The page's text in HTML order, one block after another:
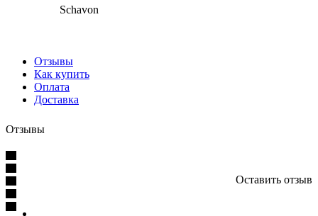
Schavon
Отзывы
Как купить
Оплата
Доставка
Отзывы
Оставить отзыв